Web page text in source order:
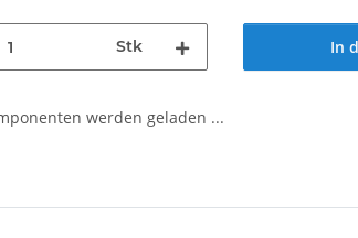
Stk In
werden geladen ...